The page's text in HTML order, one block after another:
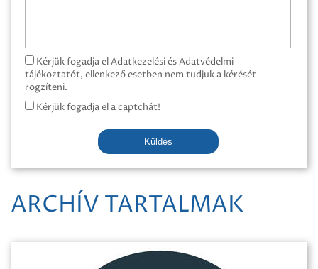
Kérjük fogadja el Adatkezelési és Adatvédelmi
tájékoztatót, ellenkező esetben nem tudjuk a kérését
rögzíteni.
Kérjük fogadja el a captchát!
Küldés
ARCHÍV TARTALMAK